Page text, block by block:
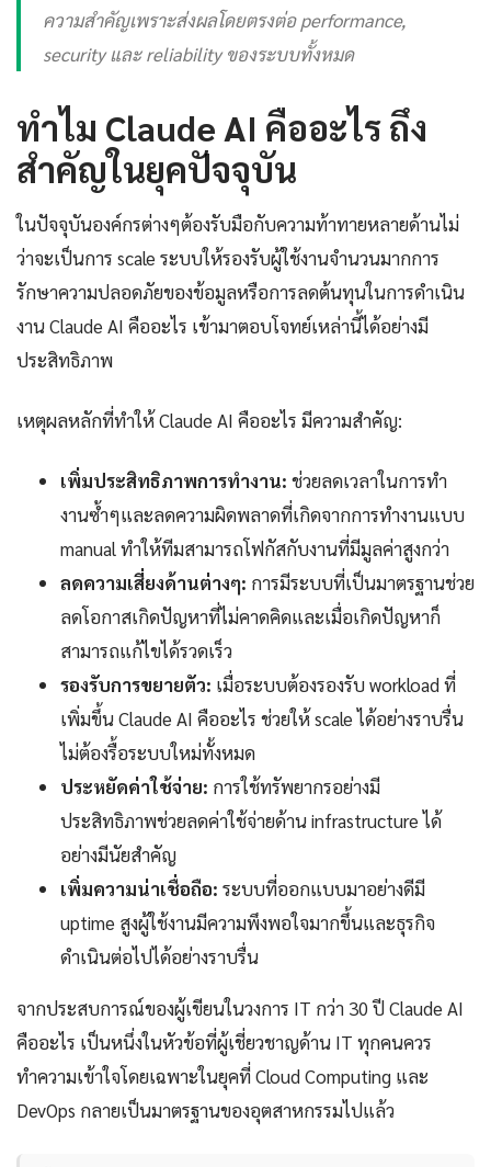
ความสำคัญเพราะส่งผลโดยตรงต่อ performance,
security และ reliability ของระบบทั้งหมด
ทำไม Claude AI คืออะไร ถึง
สำคัญในยุคปัจจุบัน
ในปัจจุบันองค์กรต่างๆต้องรับมือกับความท้าทายหลายด้านไม่
ว่าจะเป็นการ scale ระบบให้รองรับผู้ใช้งานจำนวนมากการ
รักษาความปลอดภัยของข้อมูลหรือการลดต้นทุนในการดำเนิน
งาน Claude AI คืออะไร เข้ามาตอบโจทย์เหล่านี้ได้อย่างมี
ประสิทธิภาพ
เหตุผลหลักที่ทำให้ Claude AI คืออะไร มีความสำคัญ:
เพิ่มประสิทธิภาพการทำงาน: ช่วยลดเวลาในการทำ
งานซ้ำๆและลดความผิดพลาดที่เกิดจากการทำงานแบบ
manual ทำให้ทีมสามารถโฟกัสกับงานที่มีมูลค่าสูงกว่า
ลดความเสี่ยงด้านต่างๆ: การมีระบบที่เป็นมาตรฐานช่วย
ลดโอกาสเกิดปัญหาที่ไม่คาดคิดและเมื่อเกิดปัญหาก็
สามารถแก้ไขได้รวดเร็ว
รองรับการขยายตัว: เมื่อระบบต้องรองรับ workload ที่
เพิ่มขึ้น Claude AI คืออะไร ช่วยให้ scale ได้อย่างราบรื่น
ไม่ต้องรื้อระบบใหม่ทั้งหมด
ประหยัดค่าใช้จ่าย: การใช้ทรัพยากรอย่างมี
ประสิทธิภาพช่วยลดค่าใช้จ่ายด้าน infrastructure ได้
อย่างมีนัยสำคัญ
เพิ่มความน่าเชื่อถือ: ระบบที่ออกแบบมาอย่างดีมี
uptime สูงผู้ใช้งานมีความพึงพอใจมากขึ้นและธุรกิจ
ดำเนินต่อไปได้อย่างราบรื่น
จากประสบการณ์ของผู้เขียนในวงการ IT กว่า 30 ปี Claude AI
คืออะไร เป็นหนึ่งในหัวข้อที่ผู้เชี่ยวชาญด้าน IT ทุกคนควร
ทำความเข้าใจโดยเฉพาะในยุคที่ Cloud Computing และ
DevOps กลายเป็นมาตรฐานของอุตสาหกรรมไปแล้ว